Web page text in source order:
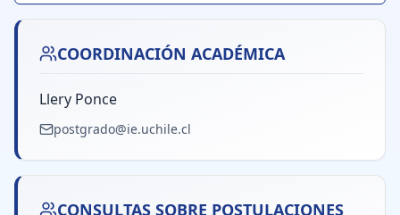
COORDINACIÓN ACADÉMICA
Llery Ponce
postgrado@ie.uchile.cl
CONSULTAS SOBRE POSTULACIONES